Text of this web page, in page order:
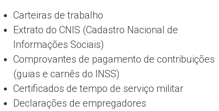
Carteiras de trabalho
Extrato do CNIS (Cadastro Nacional de
Informações Sociais)
Comprovantes de pagamento de contribuições
(guias e carnês do INSS)
Certificados de tempo de serviço militar
Declarações de empregadores